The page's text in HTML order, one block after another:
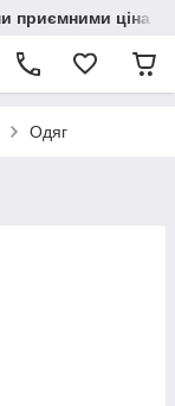
приємними
Одяг